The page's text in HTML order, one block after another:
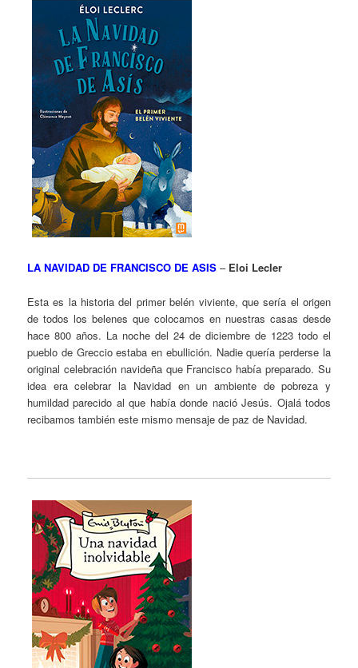
LA NAVIDAD DE FRANCISCO DE ASIS – Eloi Lecler
Esta es la historia del primer belén viviente, que sería el origen
de todos los belenes que colocamos en nuestras casas desde
hace 800 años. La noche del 24 de diciembre de 1223 todo el
pueblo de Greccio estaba en ebullición. Nadie quería perderse la
original celebración navideña que Francisco había preparado. Su
idea era celebrar la Navidad en un ambiente de pobreza y
humildad parecido al que había donde nació Jesús. Ojalá todos
recibamos también este mismo mensaje de paz de Navidad.